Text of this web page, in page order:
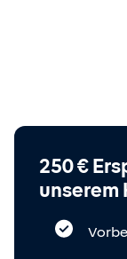
250 €
unserem